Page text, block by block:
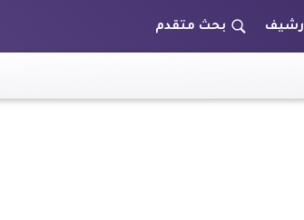
بحث متقدم